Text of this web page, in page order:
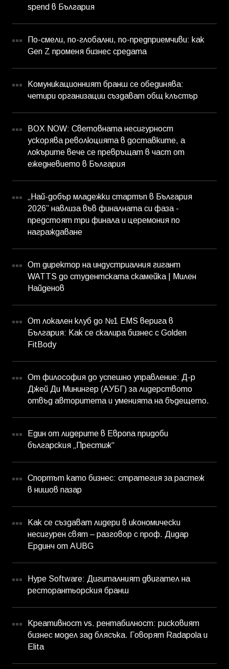
spend в България
По-смели, по-глобални, по-предприемчиви: как
Gen Z променя бизнес средата
Комуникационният бранш се обединява:
четири организации създават общ клъстър
BOX NOW: Световната несигурност
ускорява революцията в доставките, а
локърите вече се превръщат в част от
ежедневието в България
„Най-добър младежки стартъп в България
2026” навлиза във финалната си фаза -
предстоят три финала и церемония по
награждаване
От директор на индустриалния гигант
WATTS до студентската скамейка | Милен
Найденов
От локален клуб до №1 EMS верига в
България: Как се скалира бизнес с Golden
FitBody
От философия до успешно управление: Д-р
Джей Ди Минингер (АУБГ) за лидерството
отвъд авторитета и уменията на бъдещето.
Един от лидерите в Европа придоби
българския „Престиж“
Спортът като бизнес: стратегия за растеж
в нишов пазар
Как се създават лидери в икономически
несигурен свят – разговор с проф. Дидар
Ердинч от AUBG
Hype Software: Дигиталният двигател на
ресторантьорския бранш
Креативност vs. рентабилност: рисковият
бизнес модел зад блясъка. Говорят Radapola и
Elita